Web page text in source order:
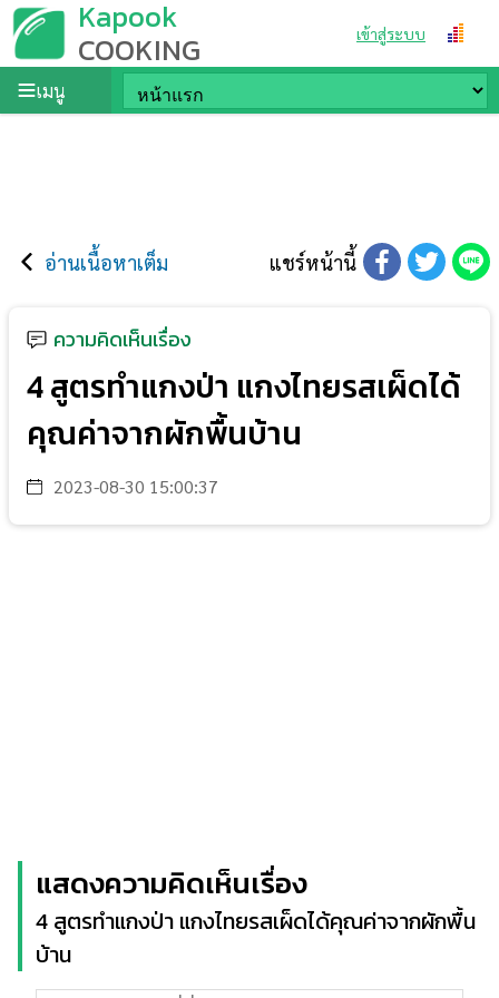
Kapook
COOKING เข้าสู่ระบบ
เมนู
อ่านเนื้อหาเต็ม แชร์หน้านี้
ความคิดเห็นเรื่อง
4 สูตรทำแกงป่า แกงไทยรสเผ็ดได้
คุณค่าจากผักพื้นบ้าน
2023-08-30 15:00:37
แสดงความคิดเห็นเรื่อง
4 สูตรทำแกงป่า แกงไทยรสเผ็ดได้คุณค่าจากผักพื้น
บ้าน